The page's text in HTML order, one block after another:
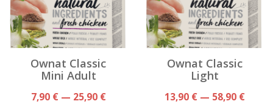
Ownat Classic
Mini Adult
7,90 € — 25,90 €
Ownat Classic
Light
13,90 € — 58,90 €